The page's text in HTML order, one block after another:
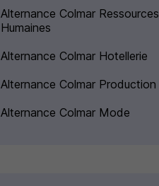
Alternance Colmar Ressources
Humaines
Alternance Colmar Hotellerie
Alternance Colmar Production
Alternance Colmar Mode